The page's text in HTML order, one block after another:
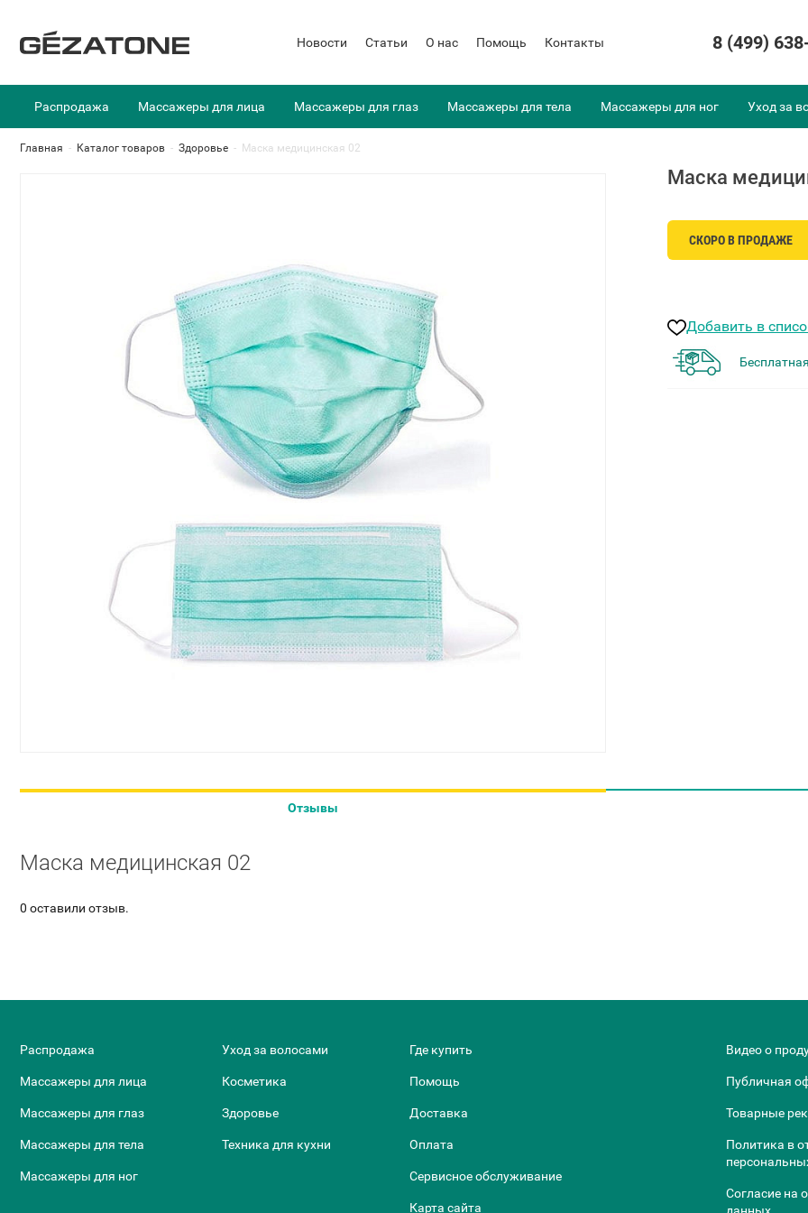
Новости Статьи О нас Помощь Контакты 8 (499)
Распродажа Массажеры для лица Массажеры для глаз Массажеры для тела Массажеры для ног Уход за
Главная - Каталог товаров - Здоровье - Маска медицинская 02
Маска
СКОРО В ПРОДАЖЕ
Добавить в
Отзывы
Маска медицинская 02
0 оставили отзыв.
Распродажа
Массажеры для лица
Массажеры для глаз
Массажеры для тела
Массажеры для ног
Уход за волосами
Косметика
Здоровье
Техника для кухни
Где купить
Помощь
Доставка
Оплата
Сервисное обслуживание
Карта сайта
Видео о
Публичная
Товарные
Политика в
Согласие на